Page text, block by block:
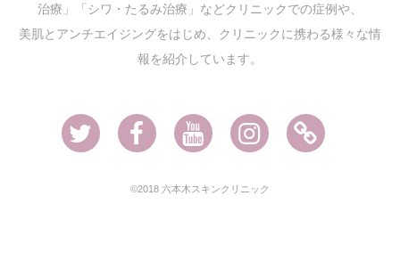
治療」「シワ・たるみ治療」などクリニックでの症例や、
美肌とアンチエイジングをはじめ、クリニックに携わる様々な情
報を紹介しています。
Twitter FacebookYoutube InstagramAmeblo
©2018 六本木スキンクリニック